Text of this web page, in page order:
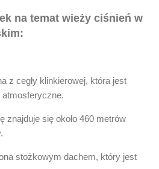
na temat wieży ciśnień w
z cegły klinkierowej, która jest
atmosferyczne.
znajduje się około 460 metrów
stożkowym dachem, który jest